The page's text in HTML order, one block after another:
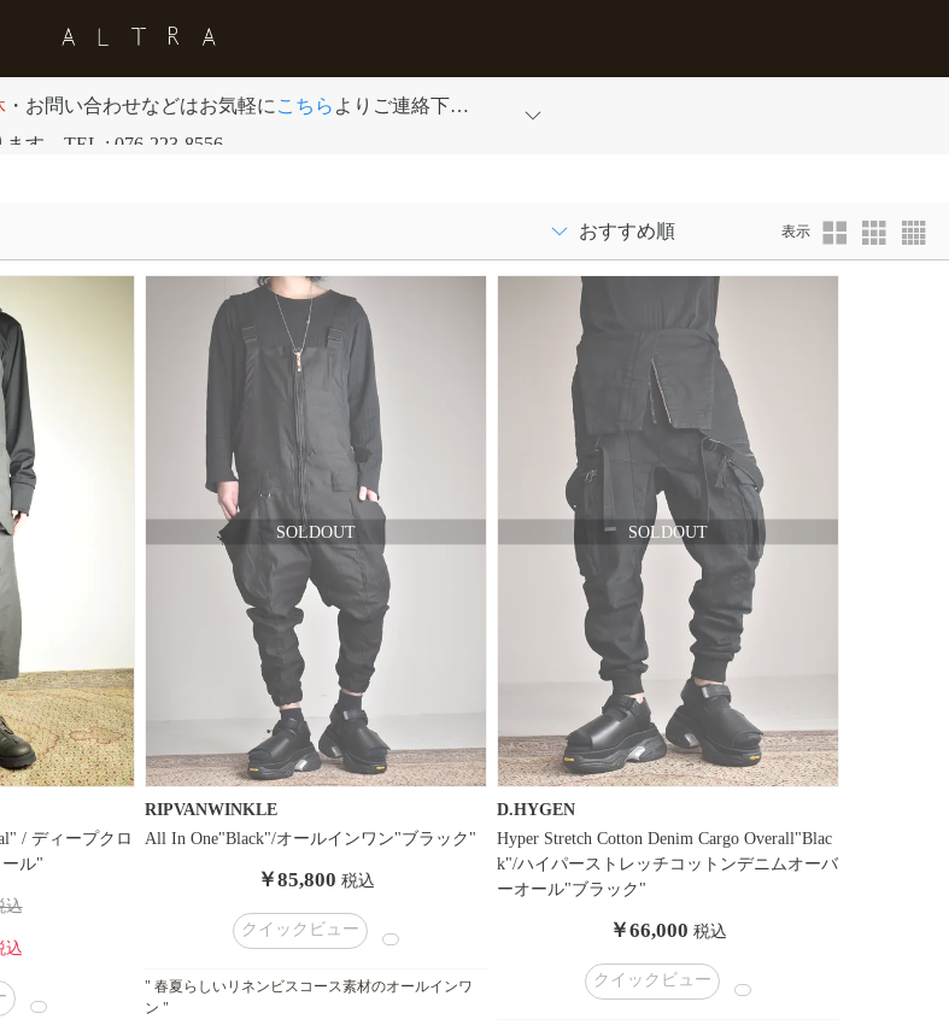
・お問い合わせなどはお気軽に こちら よりご連絡下さ
す。TEL : 076-223-8556
表示
/ ディープクロ
ル"
込
込
RIPVANWINKLE
All In One"Black"/オールインワン"ブラック"
￥85,800 税込
クイックビュー
" 春夏らしいリネンビスコース素材のオールインワ
ン "
D.HYGEN
Hyper Stretch Cotton Denim Cargo Overall"Blac
k"/ハイパーストレッチコットンデニムオーバ
ーオール"ブラック"
￥66,000 税込
クイックビュー